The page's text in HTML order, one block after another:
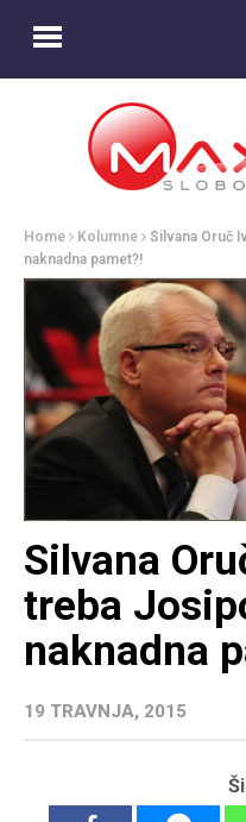
Home Kolumne
Silvana Oruč
naknadna pamet?!
Silvana
treba
naknadna
19 TRAVNJA, 2015